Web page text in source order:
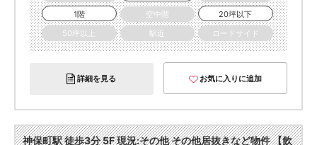
1階
空中階
20坪以下
50坪以上
駅近 ロードサイド
詳細を見る お気に入りに追加
神保町駅 徒歩3分 5F 現況:その他 その他居抜きなど物件 【飲